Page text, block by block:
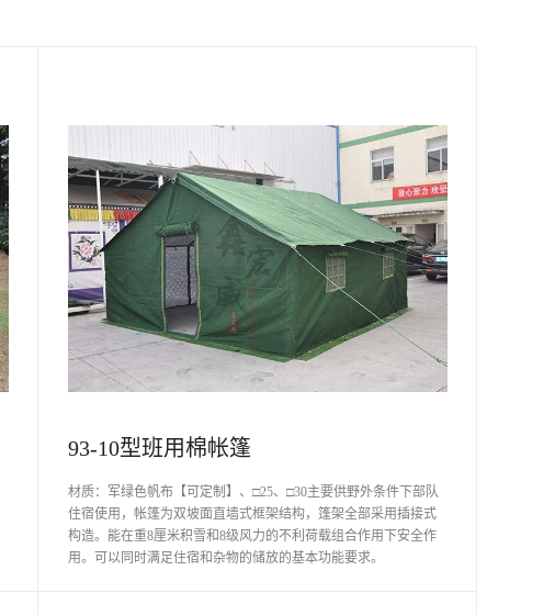
93-10型班用棉帐篷
材质：军绿色帆布【可定制】、□25、□30主要供野外条件下部队
住宿使用，帐篷为双坡面直墙式框架结构，篷架全部采用插接式
构造。能在重8厘米积雪和8级风力的不利荷载组合作用下安全作
用。可以同时满足住宿和杂物的储放的基本功能要求。